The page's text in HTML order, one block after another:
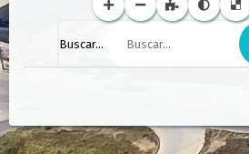
Buscar...